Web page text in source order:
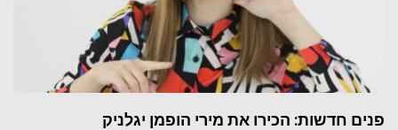
פנים חדשות: הכירו את מירי הופמן יגלניק